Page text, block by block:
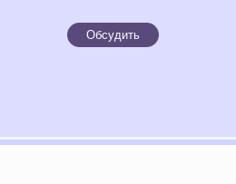
Обсудить